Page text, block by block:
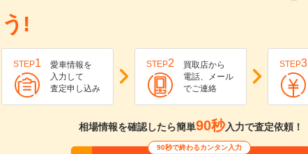
う!
STEP1
愛車情報を
入力して
査定申し込み
STEP2
買取店から
電話、メール
でご連絡
STEP3
相場情報を確認したら簡単90秒入力で査定依頼！
90秒で終わるカンタン入力